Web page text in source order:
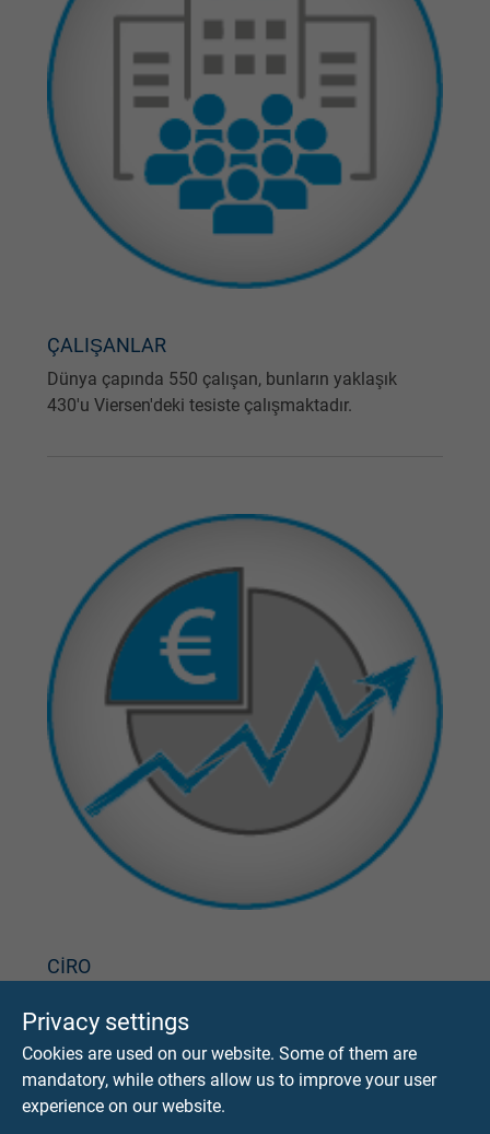
Privacy settings
Cookies are used on our website. Some of them are
mandatory, while others allow us to improve your user
experience on our website.
ÇALIŞANLAR
Dünya çapında 550 çalışan, bunların yaklaşık
430'u Viersen'deki tesiste çalışmaktadır.
CİRO